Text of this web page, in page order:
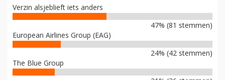
Verzin alsjeblieft iets anders
47% (81 stemmen)
European Airlines Group (EAG)
24% (42 stemmen)
The Blue Group